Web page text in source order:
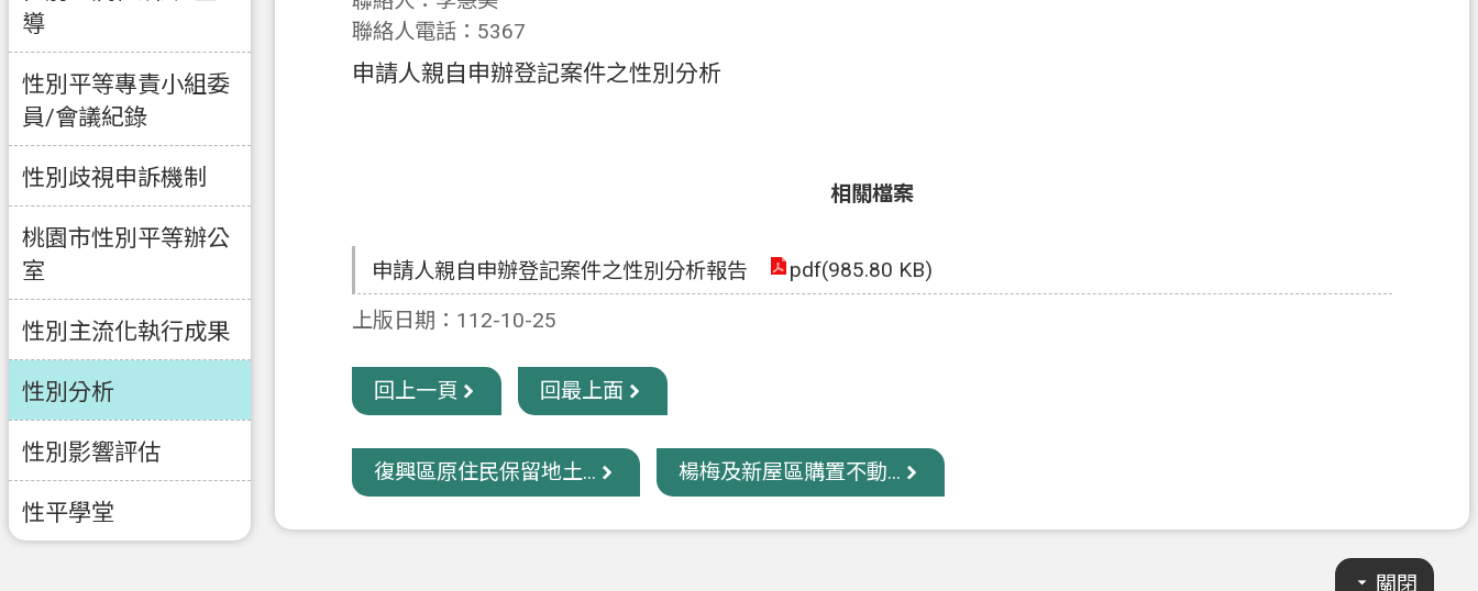
導
性別平等專責小組委
員/會議紀錄
性別歧視申訴機制
桃園市性別平等辦公
室
性別主流化執行成果
性別分析
性別影響評估
性平學堂
聯絡人電話：5367
申請人親自申辦登記案件之性別分析
相關檔案
申請人親自申辦登記案件之性別分析報告
pdf(985.80 KB)
上版日期：112-10-25
回上一頁 回最上面
復興區原住民保留地土... 楊梅及新屋區購置不動...
關閉